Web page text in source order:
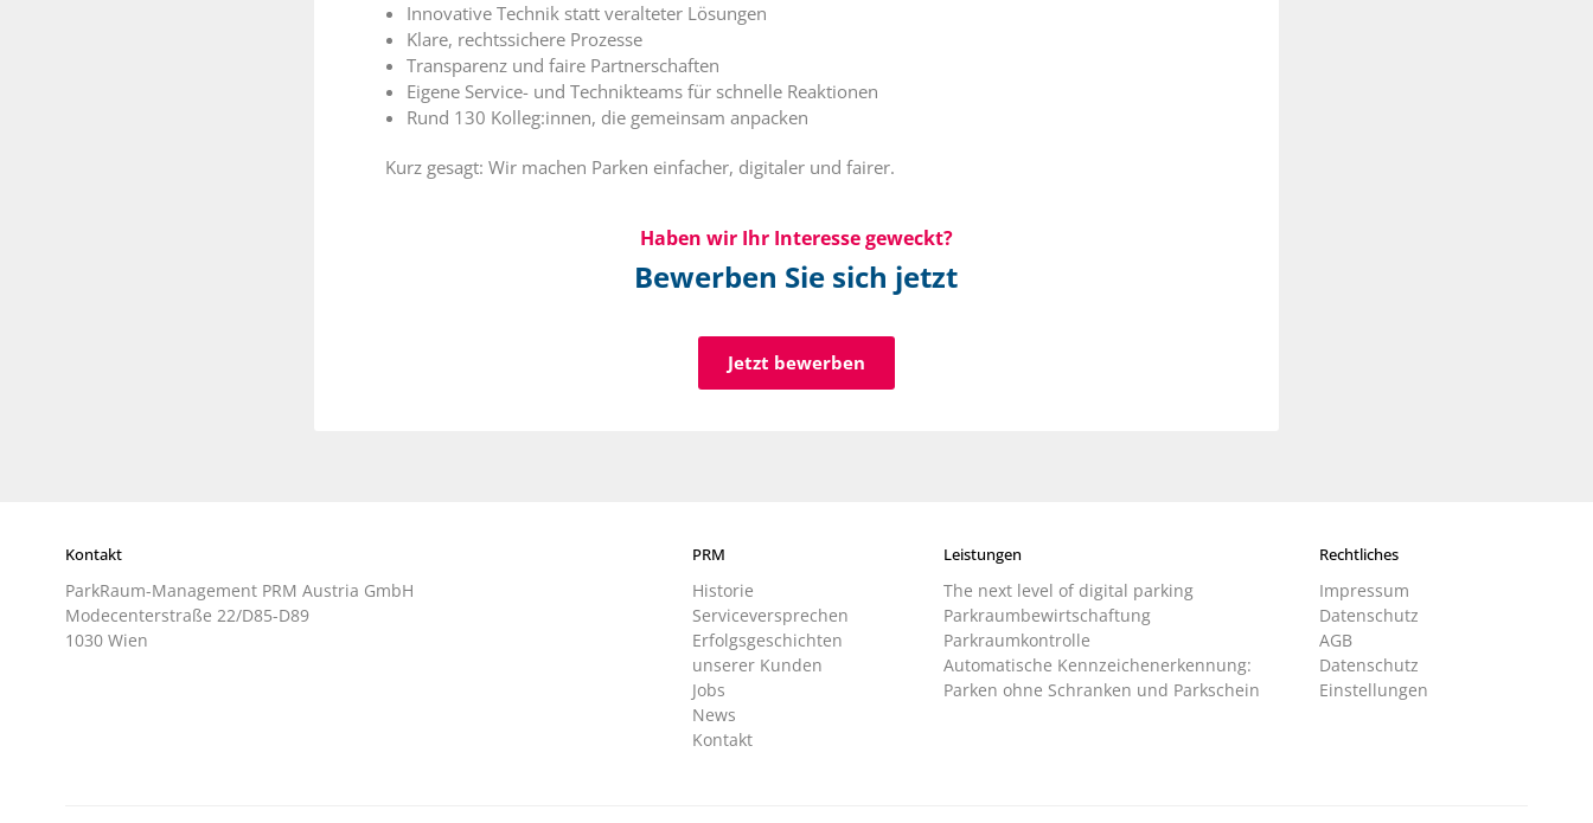
Innovative Technik statt veralteter Lösungen
Klare, rechtssichere Prozesse
Transparenz und faire Partnerschaften
Eigene Service- und Technikteams für schnelle Reaktionen
Rund 130 Kolleg:innen, die gemeinsam anpacken
Kurz gesagt: Wir machen Parken einfacher, digitaler und fairer.
Haben wir Ihr Interesse geweckt?
Bewerben Sie sich jetzt
Jetzt bewerben
Kontakt
ParkRaum-Management PRM Austria GmbH
Modecenterstraße 22/D85-D89
1030 Wien
PRM
Historie
Serviceversprechen
Erfolgsgeschichten
unserer Kunden
Jobs
News
Kontakt
Leistungen
The next level of digital parking
Parkraumbewirtschaftung
Parkraumkontrolle
Automatische Kennzeichenerkennung:
Parken ohne Schranken und Parkschein
Rechtliches
Impressum
Datenschutz
AGB
Datenschutz
Einstellungen